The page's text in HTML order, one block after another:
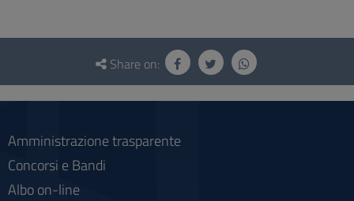
Questionnaire
social
Share on:
Amministrazione trasparente
Concorsi e Bandi
Albo on-line